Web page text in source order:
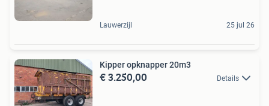
Lauwerzijl 25 jul 26
Kipper opknapper 20m3
€ 3.250,00 Details